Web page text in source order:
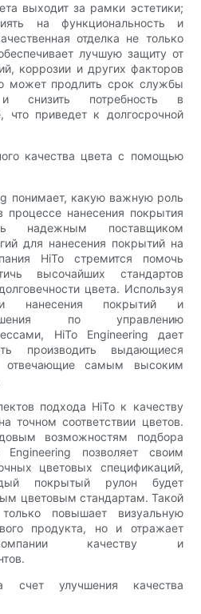
выходит за рамки эстетики;
на функциональность и
отделка не только
лучшую защиту от
коррозии и других факторов
может продлить срок службы
снизить потребность в
что приведет к долгосрочной
качества цвета с помощью
понимает, какую важную роль
процессе нанесения покрытия
надежным поставщиком
для нанесения покрытий на
HiTo стремится помочь
высочайших стандартов
цвета. Используя
нанесения покрытий и
по управлению
HiTo Engineering дает
производить выдающиеся
отвечающие самым высоким
подхода HiTo к качеству
точном соответствии цветов.
возможностям подбора
позволяет своим
цветовых спецификаций,
покрытый рулон будет
цветовым стандартам. Такой
повышает визуальную
продукта, но и отражает
качеству и
счет улучшения качества